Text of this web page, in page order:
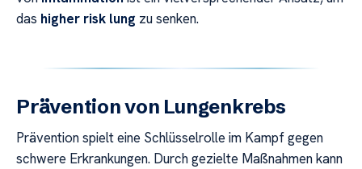
das higher risk lung zu senken.
Prävention von Lungenkrebs
Prävention spielt eine Schlüsselrolle im Kampf gegen
schwere Erkrankungen. Durch gezielte Maßnahmen kann